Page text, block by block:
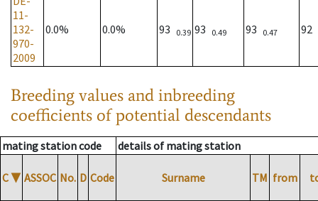
11-
132-
970-
2009
0.0% 0.0% 93 0.39 93 0.49 93 0.47 92
Breeding values and inbreeding
coefficients of potential descendants
mating station code details of mating station
C ▼ ASSOC No. D Code Surname TM from